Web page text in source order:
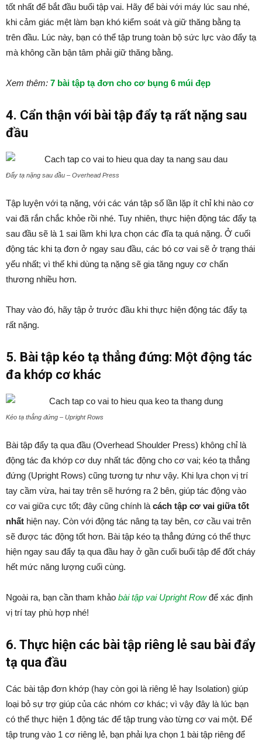
tốt nhất để bắt đầu buổi tập vai. Hãy để bài với máy lúc sau nhé,
khi cảm giác mệt làm bạn khó kiểm soát và giữ thăng bằng tạ
trên đầu. Lúc này, bạn có thể tập trung toàn bộ sức lực vào đẩy tạ
mà không cần bận tâm phải giữ thăng bằng.
Xem thêm: 7 bài tập tạ đơn cho cơ bụng 6 múi đẹp
4. Cẩn thận với bài tập đẩy tạ rất nặng sau
đầu
Đẩy tạ nặng sau đầu – Overhead Press
Tập luyện với tạ nặng, với các ván tập số lần lặp ít chỉ khi nào cơ
vai đã rắn chắc khỏe rồi nhé. Tuy nhiên, thực hiện động tác đẩy tạ
sau đầu sẽ là 1 sai lầm khi lựa chọn các đĩa tạ quá nặng. Ở cuối
động tác khi tạ đơn ở ngay sau đầu, các bó cơ vai sẽ ở trạng thái
yếu nhất; vì thế khi dùng tạ nặng sẽ gia tăng nguy cơ chấn
thương nhiều hơn.
Thay vào đó, hãy tập ở trước đầu khi thực hiện động tác đẩy tạ
rất nặng.
5. Bài tập kéo tạ thẳng đứng: Một động tác
đa khớp cơ khác
Kéo tạ thẳng đứng – Upright Rows
Bài tập đẩy tạ qua đầu (Overhead Shoulder Press) không chỉ là
động tác đa khớp cơ duy nhất tác động cho cơ vai; kéo tạ thẳng
đứng (Upright Rows) cũng tương tự như vậy. Khi lựa chọn vị trí
tay cầm vừa, hai tay trên sẽ hướng ra 2 bên, giúp tác động vào
cơ vai giữa cực tốt; đây cũng chính là cách tập cơ vai giữa tốt
nhất hiện nay. Còn với động tác nâng tạ tay bên, cơ cầu vai trên
sẽ được tác động tốt hơn. Bài tập kéo tạ thẳng đứng có thể thực
hiện ngay sau đẩy tạ qua đầu hay ở gần cuối buổi tập để đốt cháy
hết mức năng lượng cuối cùng.
Ngoài ra, bạn cần tham khảo bài tập vai Upright Rowđể xác định
vị trí tay phù hợp nhé!
6. Thực hiện các bài tập riêng lẻ sau bài đẩy
tạ qua đầu
Các bài tập đơn khớp (hay còn gọi là riêng lẻ hay Isolation) giúp
loại bỏ sự trợ giúp của các nhóm cơ khác; vì vậy đây là lúc bạn
có thể thực hiện 1 động tác để tập trung vào từng cơ vai một. Để
tập trung vào 1 cơ riêng lẻ, bạn phải lựa chọn 1 bài tập riêng để